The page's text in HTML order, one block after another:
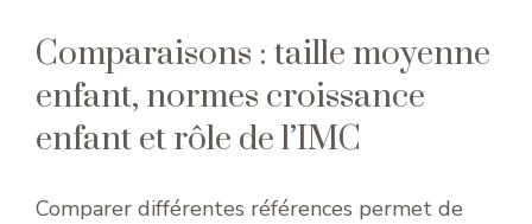
Comparaisons : taille moyenne
enfant, normes croissance
enfant et rôle de l’IMC
Comparer différentes références permet de